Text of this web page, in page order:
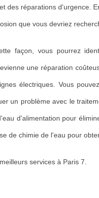
des réparations d'urgence.
que vous devriez
façon, vous pourrez
une réparation
électriques. Vous
un problème avec le
d'alimentation pour
de chimie de l'eau pour
services à Paris 7.